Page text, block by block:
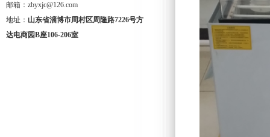
邮箱：zbyxjc@126.com
地址： 山东省淄博市周村区周隆路7226号方
达电商园B座106-206室